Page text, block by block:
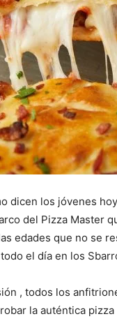
dicen los jóvenes
del Pizza Master
edades que no se
el día en los
, todos los
la auténtica